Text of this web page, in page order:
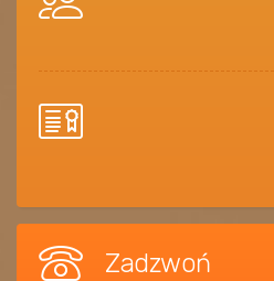
Zadzwoń